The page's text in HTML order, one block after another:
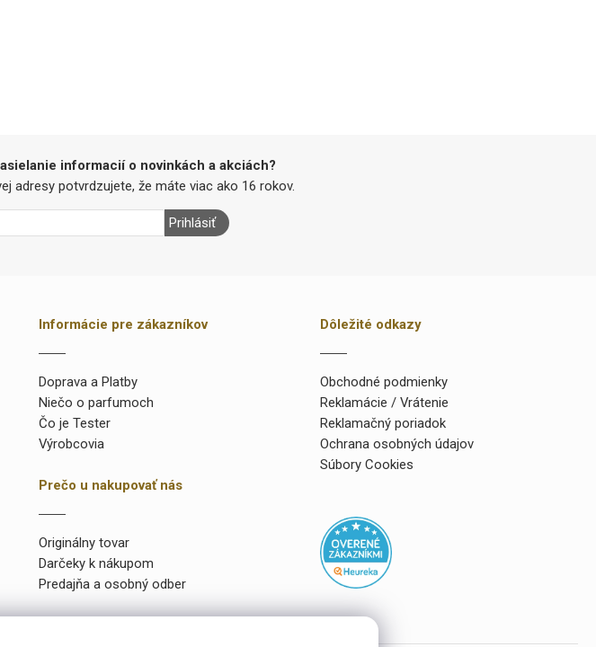
informacií o novinkách a akciách?
adresy potvrdzujete, že máte viac ako 16 rokov.
Prihlásiť
Informácie pre zákazníkov
Doprava a Platby
Niečo o parfumoch
Čo je Tester
Výrobcovia
Prečo u nakupovať nás
Originálny tovar
Darčeky k nákupom
Predajňa a osobný odber
Dôležité odkazy
Obchodné podmienky
Reklamácie / Vrátenie
Reklamačný poriadok
Ochrana osobných údajov
Súbory Cookies